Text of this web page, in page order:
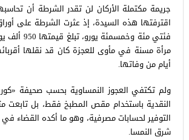
جريمة مكتملة الأركان لن تقدر الشرطة أن
اقترفتها هذه السيدة، إذ عثرت الشرطة على
فئتي مئة
مرأة مسنة في مأوى للعجزة كان قد نقلها
أيام من وفاتها.
ولم تكتفي العجوز النمساوية بحسب صحيفة
النقدية باستخدام مقص المطبخ فقط، بل تابعت
التوفير لحسابات مصرفية، وهو ما أكده القضاء في
شرق النمسا.